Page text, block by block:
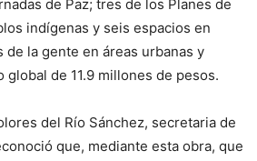
de Paz; tres de los Planes de
indígenas y seis espacios en
la gente en áreas urbanas y
global de 11.9 millones de pesos.
del Río Sánchez, secretaria de
que, mediante esta obra, que